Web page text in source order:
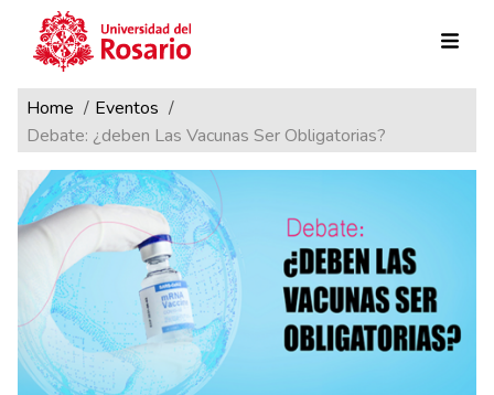
Pasar al contenido principal
Ruta de navegación
Home
Eventos
Debate: ¿deben Las Vacunas Ser Obligatorias?